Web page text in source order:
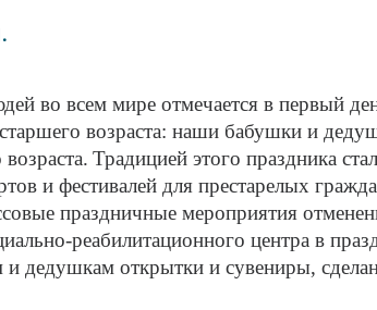
во всем мире отмечается в первый
возраста: наши бабушки и
Традицией этого праздника
и фестивалей для престарелых
праздничные мероприятия
реабилитационного центра в
дедушкам открытки и сувениры,